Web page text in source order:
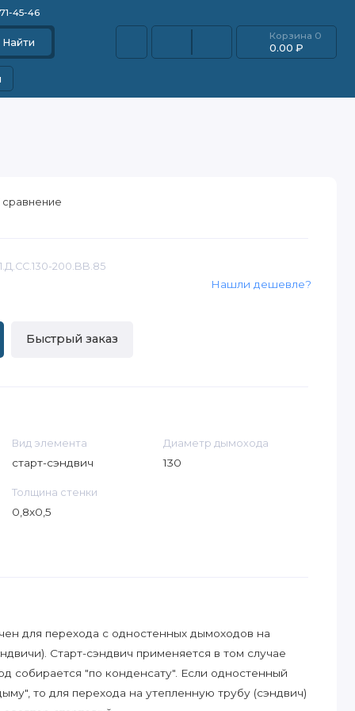
45-46
Найти
Корзина 0
0.00 ₽
200.BB.85
Быстрый заказ
Нашли дешевле?
сравнение
Вид элемента
старт-сэндвич
Диаметр дымохода
130
Толщина стенки
0,8х0,5
для перехода с одностенных дымоходов на
Старт-сэндвич применяется в том случае
собирается "по конденсату". Если одностенный
то для перехода на утепленную трубу (сэндвич)